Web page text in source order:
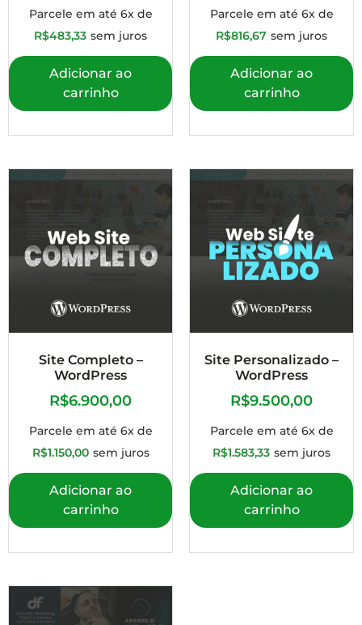
Parcele em até 6x de
R$483,33 sem juros
Adicionar ao
carrinho
Parcele em até 6x de
R$816,67 sem juros
Adicionar ao
carrinho
Site Completo –
WordPress
R$6.900,00
Parcele em até 6x de
R$1.150,00 sem juros
Adicionar ao
carrinho
Site Personalizado –
WordPress
R$9.500,00
Parcele em até 6x de
R$1.583,33 sem juros
Adicionar ao
carrinho